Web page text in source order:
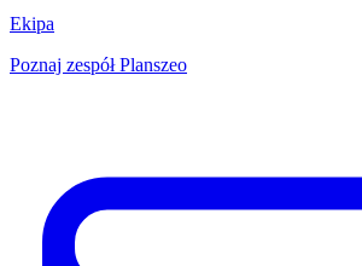
Ekipa
Poznaj zespół Planszeo